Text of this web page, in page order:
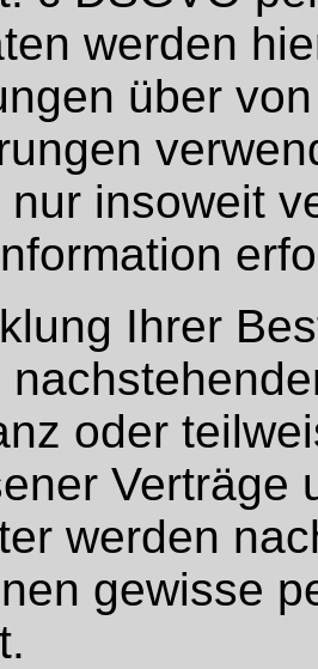
werden
über
insoweit
Ihrer
oder
Verträge
werden
gewisse